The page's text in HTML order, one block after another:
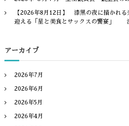
【2026年8月12日】 漆黒の夜に描かれ
迎える「星と美食とサックスの饗宴」
アーカイブ
2026年7月
2026年6月
2026年5月
2026年4月